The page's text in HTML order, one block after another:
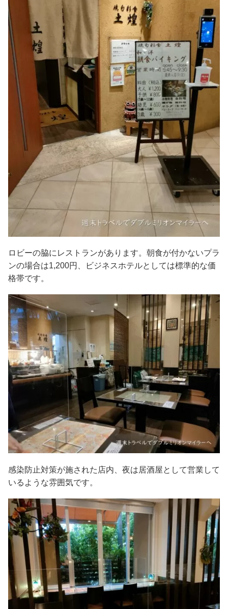
ロビーの脇にレストランがあります。朝食が付かないプラ
ンの場合は1,200円、ビジネスホテルとしては標準的な価
格帯です。
感染防止対策が施された店内、夜は居酒屋として営業して
いるような雰囲気です。